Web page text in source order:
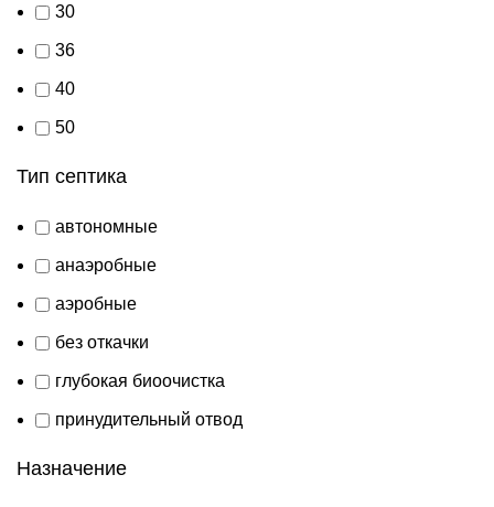
30
36
40
50
Тип септика
автономные
анаэробные
аэробные
без откачки
глубокая биоочистка
принудительный отвод
Назначение